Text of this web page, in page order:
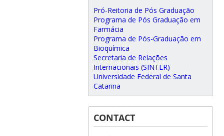
Pró-Reitoria de Pós Graduação
Programa de Pós Graduação em
Farmácia
Programa de Pós-Graduação em
Bioquímica
Secretaria de Relações
Internacionais (SINTER)
Universidade Federal de Santa
Catarina
CONTACT